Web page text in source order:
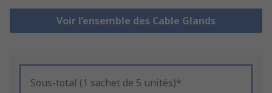
Voir l’ensemble des Cable Glands
Sous-total (1 sachet de 5 unités)*